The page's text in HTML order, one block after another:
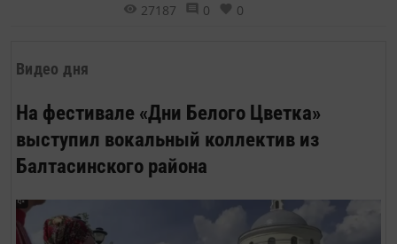
Видео дня
На фестивале «Дни Белого Цветка»
выступил вокальный коллектив из
Балтасинского района
Кишинёве на фестивале
27187 0 0